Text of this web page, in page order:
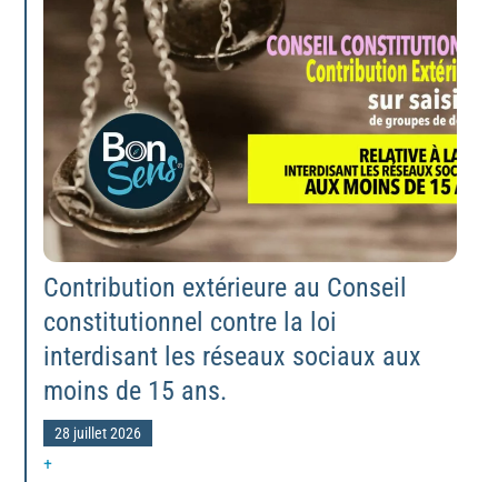
Contribution extérieure au Conseil
constitutionnel contre la loi
interdisant les réseaux sociaux aux
moins de 15 ans.
28 juillet 2026
+